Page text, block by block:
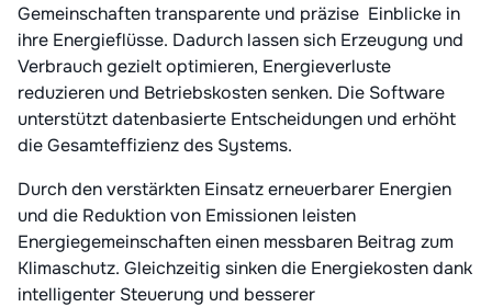
Gemeinschaften transparente und präzise Einblicke in
ihre Energieflüsse. Dadurch lassen sich Erzeugung und
Verbrauch gezielt optimieren, Energieverluste
reduzieren und Betriebskosten senken. Die Software
unterstützt datenbasierte Entscheidungen und erhöht
die Gesamteffizienz des Systems.
Durch den verstärkten Einsatz erneuerbarer Energien
und die Reduktion von Emissionen leisten
Energiegemeinschaften einen messbaren Beitrag zum
Klimaschutz. Gleichzeitig sinken die Energiekosten dank
intelligenter Steuerung und besserer